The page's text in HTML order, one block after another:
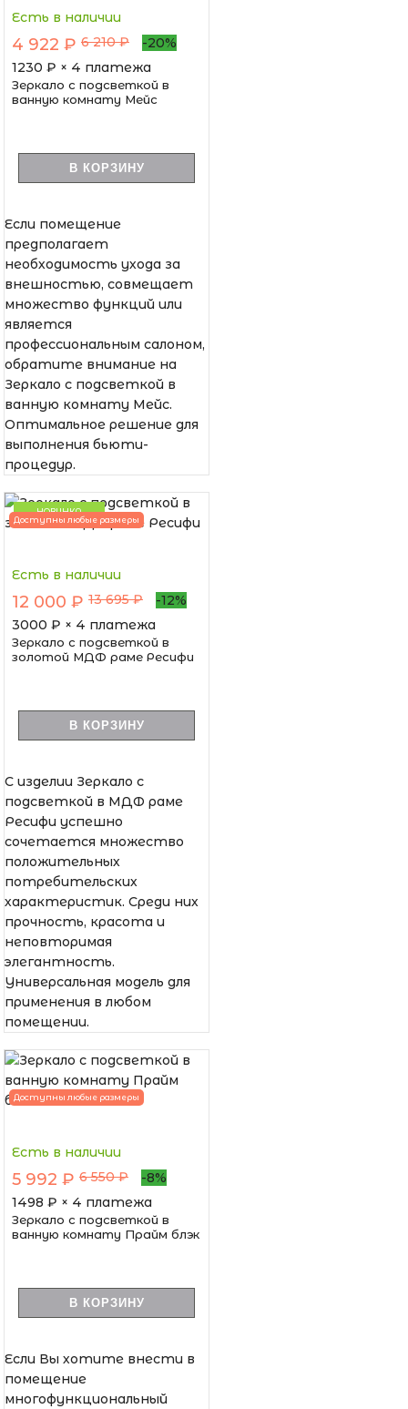
Есть в наличии
4 922 ₽ 6 210 ₽
-20%
1230 ₽ × 4 платежа
Зеркало с подсветкой в
ванную комнату Мейс
В КОРЗИНУ
Если помещение
предполагает
необходимость ухода за
внешностью, совмещает
множество функций или
является
профессиональным салоном,
обратите внимание на
Зеркало с подсветкой в
ванную комнату Мейс.
Оптимальное решение для
выполнения бьюти-
процедур.
НОВИНКА
Доступны любые размеры
Есть в наличии
12 000 ₽ 13 695 ₽
-12%
3000 ₽ × 4 платежа
Зеркало с подсветкой в
золотой МДФ раме Ресифи
В КОРЗИНУ
С изделии Зеркало с
подсветкой в МДФ раме
Ресифи успешно
сочетается множество
положительных
потребительских
характеристик. Среди них
прочность, красота и
неповторимая
элегантность.
Универсальная модель для
применения в любом
помещении.
Доступны любые размеры
Есть в наличии
5 992 ₽ 6 550 ₽
-8%
1498 ₽ × 4 платежа
Зеркало с подсветкой в
ванную комнату Прайм блэк
В КОРЗИНУ
Если Вы хотите внести в
помещение
многофункциональный